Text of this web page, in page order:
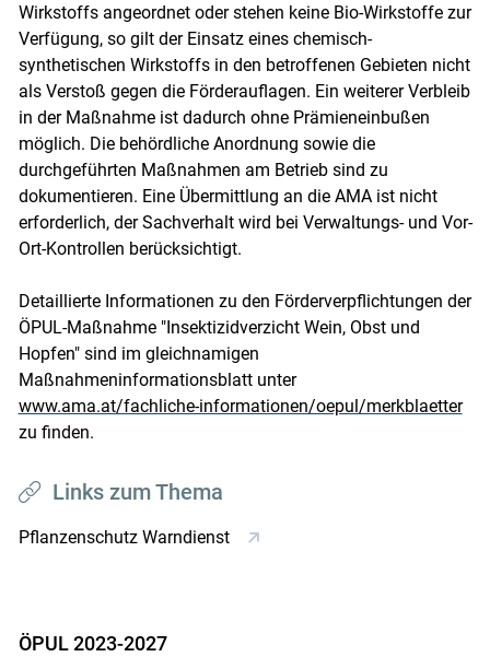
Wirkstoffs angeordnet oder stehen keine Bio-Wirkstoffe zur
Verfügung, so gilt der Einsatz eines chemisch-
synthetischen Wirkstoffs in den betroffenen Gebieten nicht
als Verstoß gegen die Förderauflagen. Ein weiterer Verbleib
in der Maßnahme ist dadurch ohne Prämieneinbußen
möglich. Die behördliche Anordnung sowie die
durchgeführten Maßnahmen am Betrieb sind zu
dokumentieren. Eine Übermittlung an die AMA ist nicht
erforderlich, der Sachverhalt wird bei Verwaltungs- und Vor-
Ort-Kontrollen berücksichtigt.
Detaillierte Informationen zu den Förderverpflichtungen der
ÖPUL-Maßnahme "Insektizidverzicht Wein, Obst und
Hopfen" sind im gleichnamigen
Maßnahmeninformationsblatt unter
www.ama.at/fachliche-informationen/oepul/merkblaetter
zu finden.
Links zum Thema
Pflanzenschutz Warndienst
ÖPUL 2023-2027